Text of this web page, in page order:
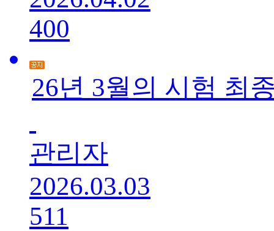
400
26년 3월의 시험 최
관리자
2026.03.03
511